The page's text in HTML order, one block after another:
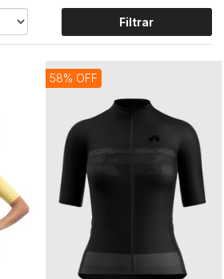
Filtrar
58% OFF